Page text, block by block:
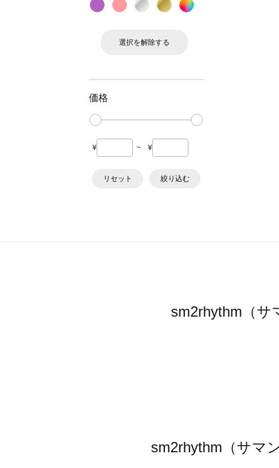
選択を解除する
価格
¥ ~ ¥
リセット 絞り込む
sm2rhythm（
sm2rhythm（サマ